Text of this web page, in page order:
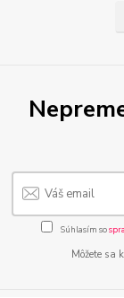
Súhlasím so
Môžete sa